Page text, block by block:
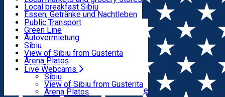
Transport & Parken
Live Webcams
Guided tours
Local publication
Schönheitssalon
Ski
Eislaufen
Yoga
Motels
Camping
Zimmer zu vermieten
Wohnungen
Unterkunft außerhalb von Sibiu
Local breakfast Sibiu
Essen, Getränke und Nachtleben
Pizza
Fast Food
Kaffeestube
Konditorei
Pub, Bar
Nachtclubs
Bäckerei
Public Transport
Green Line
Autovermietung
Fahrad verleih
Scooter rentals
Taxi
Ride Sharing
Park-Tickets
Parkplätze
Ladestationen für Elektrofahrzeuge
Sibiu
View of Sibiu from Gusterita
Arena Platoș
Live Webcams
Sibiu
View of Sibiu from Gusterita
Arena Platoș
Home Street art
Street Art Spot: Bloc Calea Cisnădiei,